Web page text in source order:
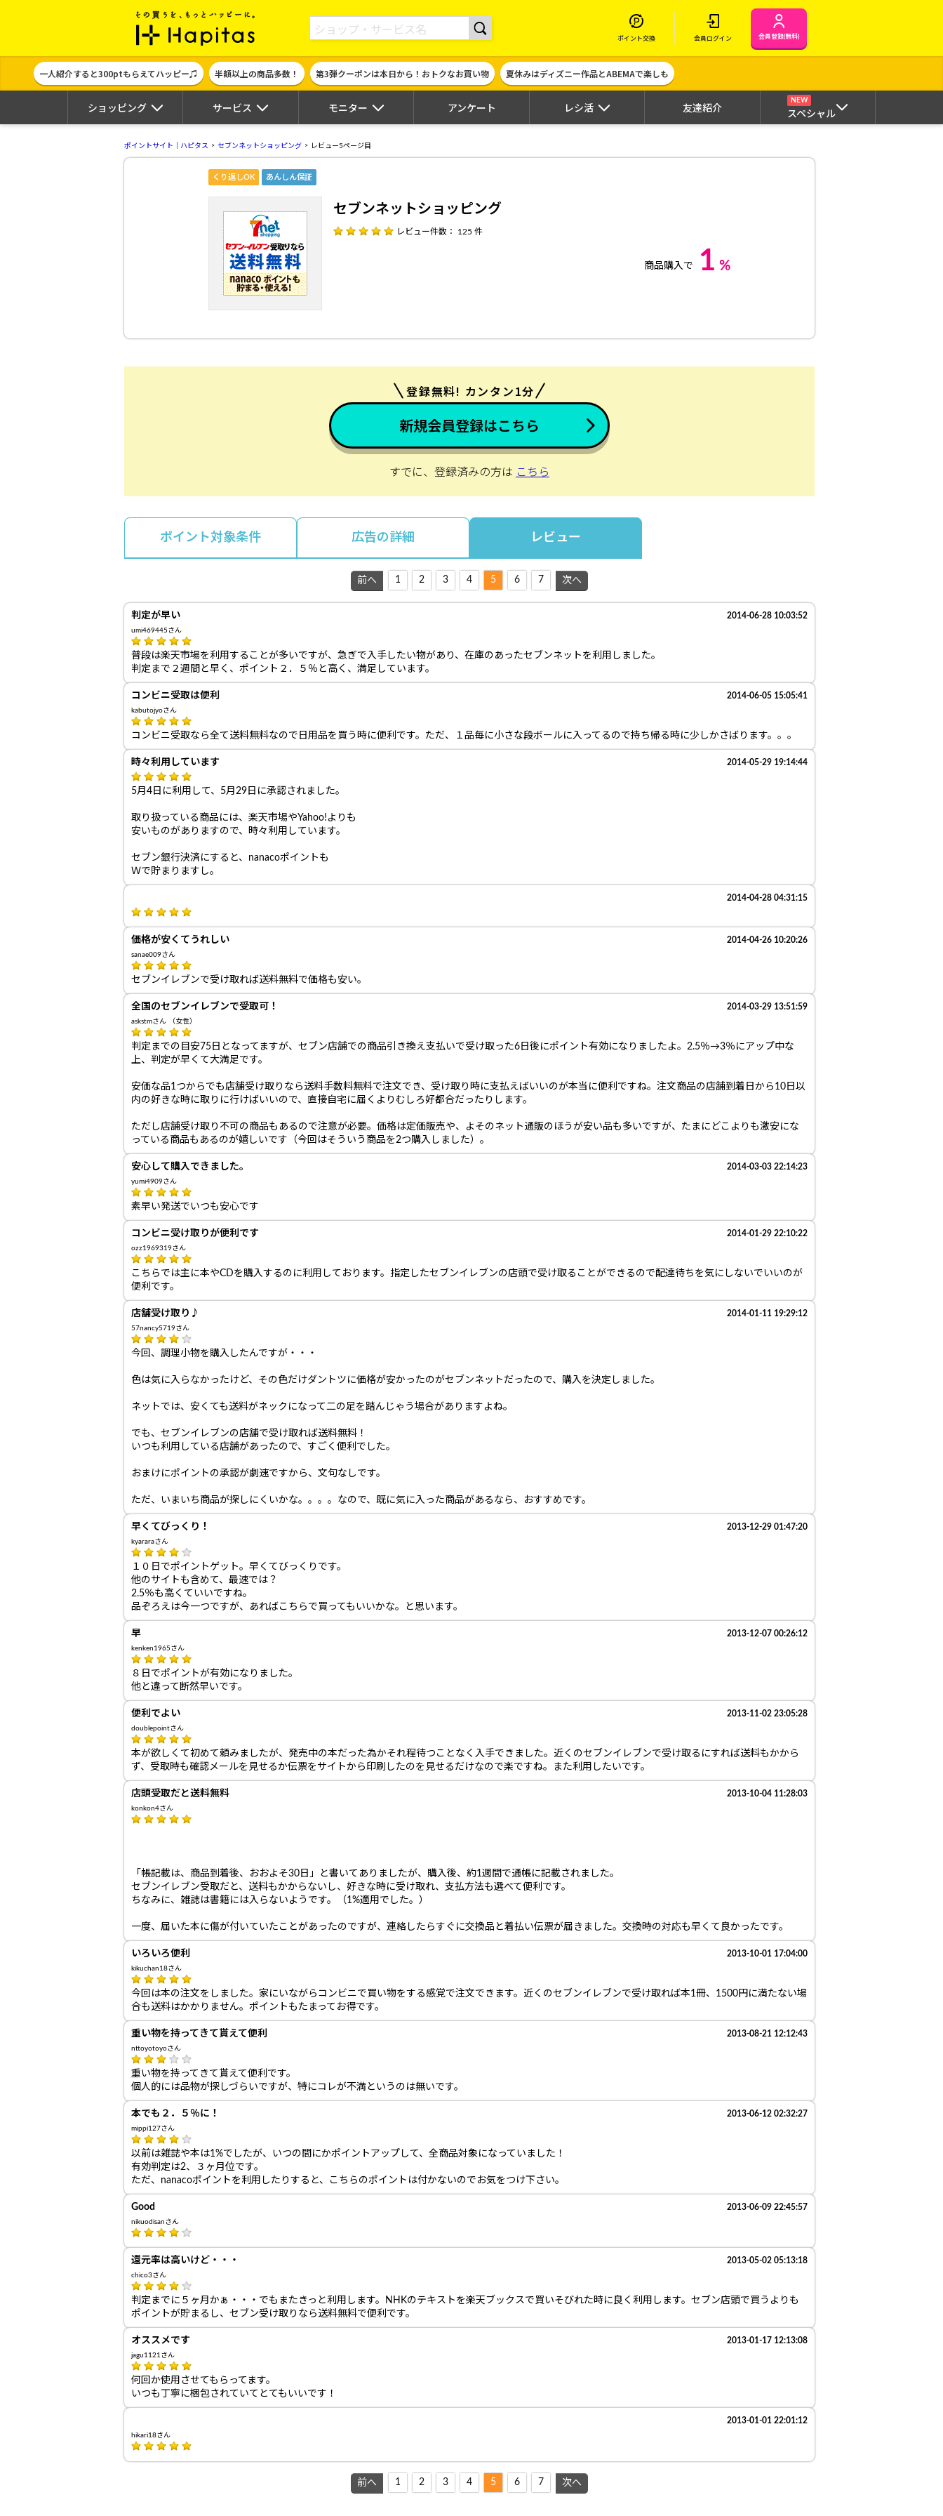
ポイント貯めて現金やギフト券に交換できるポイントサイト | ハピタス
ポイント交換 会員ログイン 会員登録(無料)
一人紹介すると300ptもらえてハッピー♫ 半額以上の商品多数！ 第3弾クーポンは本日から！おトクなお買い物 夏休みはディズニー作品とABEMAで楽しも
ショッピング サービス モニター アンケート レシ活 友達紹介
NEW
スペシャル
ポイントサイト｜ハピタス セブンネットショッピング レビュー5ページ目
くり返しOK あんしん保証
セブンネットショッピング
レビュー件数： 125 件
商品購入で 1 %
登録無料! カンタン1分
新規会員登録はこちら
すでに、登録済みの方は こちら
ポイント対象条件 広告の詳細 レビュー
前へ 1 2 3 4 5 6 7 次へ
判定が早い 2014-06-28 10:03:52
umi469445さん
普段は楽天市場を利用することが多いですが、急ぎで入手したい物があり、在庫のあったセブンネットを利用しました。
判定まで２週間と早く、ポイント２．５％と高く、満足しています。
コンビニ受取は便利 2014-06-05 15:05:41
kabutojyoさん
コンビニ受取なら全て送料無料なので日用品を買う時に便利です。ただ、１品毎に小さな段ボールに入ってるので持ち帰る時に少しかさばります。。。
時々利用しています 2014-05-29 19:14:44
5月4日に利用して、5月29日に承認されました。
取り扱っている商品には、楽天市場やYahoo!よりも
安いものがありますので、時々利用しています。
セブン銀行決済にすると、nanacoポイントも
Ｗで貯まりますし。
2014-04-28 04:31:15
価格が安くてうれしい 2014-04-26 10:20:26
sanae009さん
セブンイレブンで受け取れば送料無料で価格も安い。
全国のセブンイレブンで受取可！ 2014-03-29 13:51:59
askstmさん （女性）
判定までの目安75日となってますが、セブン店舗での商品引き換え支払いで受け取った6日後にポイント有効になりましたよ。2.5％→3％にアップ中な
上、判定が早くて大満足です。
安価な品1つからでも店舗受け取りなら送料手数料無料で注文でき、受け取り時に支払えばいいのが本当に便利ですね。注文商品の店舗到着日から10日以
内の好きな時に取りに行けばいいので、直接自宅に届くよりむしろ好都合だったりします。
ただし店舗受け取り不可の商品もあるので注意が必要。価格は定価販売や、よそのネット通販のほうが安い品も多いですが、たまにどこよりも激安にな
っている商品もあるのが嬉しいです（今回はそういう商品を2つ購入しました）。
安心して購入できました。 2014-03-03 22:14:23
yumi4909さん
素早い発送でいつも安心です
コンビニ受け取りが便利です 2014-01-29 22:10:22
ozz1969319さん
こちらでは主に本やCDを購入するのに利用しております。指定したセブンイレブンの店頭で受け取ることができるので配達待ちを気にしないでいいのが
便利です。
店舗受け取り♪ 2014-01-11 19:29:12
57nancy5719さん
今回、調理小物を購入したんですが・・・
色は気に入らなかったけど、その色だけダントツに価格が安かったのがセブンネットだったので、購入を決定しました。
ネットでは、安くても送料がネックになって二の足を踏んじゃう場合がありますよね。
でも、セブンイレブンの店舗で受け取れば送料無料！
いつも利用している店舗があったので、すごく便利でした。
おまけにポイントの承認が劇速ですから、文句なしです。
ただ、いまいち商品が探しにくいかな。。。。なので、既に気に入った商品があるなら、おすすめです。
早くてびっくり！ 2013-12-29 01:47:20
kyararaさん
１０日でポイントゲット。早くてびっくりです。
他のサイトも含めて、最速では？
2.5％も高くていいですね。
品ぞろえは今一つですが、あればこちらで買ってもいいかな。と思います。
早 2013-12-07 00:26:12
kenken1965さん
８日でポイントが有効になりました。
他と違って断然早いです。
便利でよい 2013-11-02 23:05:28
doublepointさん
本が欲しくて初めて頼みましたが、発売中の本だった為かそれ程待つことなく入手できました。近くのセブンイレブンで受け取るにすれば送料もかから
ず、受取時も確認メールを見せるか伝票をサイトから印刷したのを見せるだけなので楽ですね。また利用したいです。
店頭受取だと送料無料 2013-10-04 11:28:03
konkon4さん
「帳記載は、商品到着後、おおよそ30日」と書いてありましたが、購入後、約1週間で通帳に記載されました。
セブンイレブン受取だと、送料もかからないし、好きな時に受け取れ、支払方法も選べて便利です。
ちなみに、雑誌は書籍には入らないようです。（1%適用でした。）
一度、届いた本に傷が付いていたことがあったのですが、連絡したらすぐに交換品と着払い伝票が届きました。交換時の対応も早くて良かったです。
いろいろ便利 2013-10-01 17:04:00
kikuchan18さん
今回は本の注文をしました。家にいながらコンビニで買い物をする感覚で注文できます。近くのセブンイレブンで受け取れば本1冊、1500円に満たない場
合も送料はかかりません。ポイントもたまってお得です。
重い物を持ってきて貰えて便利 2013-08-21 12:12:43
nttoyotoyoさん
重い物を持ってきて貰えて便利です。
個人的には品物が探しづらいですが、特にコレが不満というのは無いです。
本でも２．５％に！ 2013-06-12 02:32:27
mippi127さん
以前は雑誌や本は1%でしたが、いつの間にかポイントアップして、全商品対象になっていました！
有効判定は2、３ヶ月位です。
ただ、nanacoポイントを利用したりすると、こちらのポイントは付かないのでお気をつけ下さい。
Good 2013-06-09 22:45:57
nikuodisanさん
還元率は高いけど・・・ 2013-05-02 05:13:18
chico3さん
判定までに５ヶ月かぁ・・・でもまたきっと利用します。NHKのテキストを楽天ブックスで買いそびれた時に良く利用します。セブン店頭で買うよりも
ポイントが貯まるし、セブン受け取りなら送料無料で便利です。
オススメです 2013-01-17 12:13:08
jagu1121さん
何回か使用させてもらってます。
いつも丁寧に梱包されていてとてもいいです！
2013-01-01 22:01:12
hikari18さん
前へ 1 2 3 4 5 6 7 次へ